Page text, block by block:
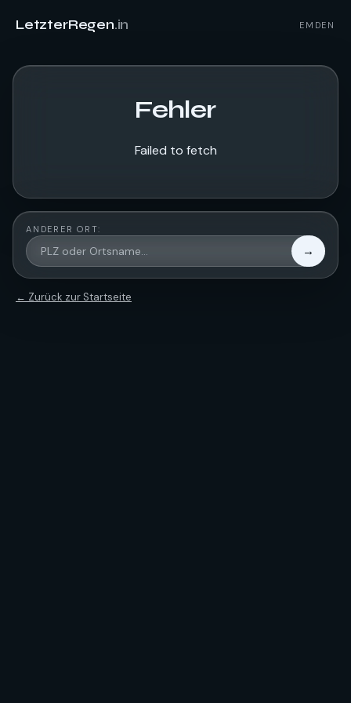
LetzterRegen.in EMDEN
Fehler
Failed to fetch
ANDERER ORT:
→
← Zurück zur Startseite